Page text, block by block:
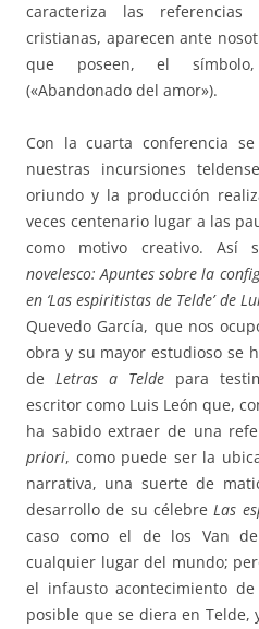
caracteriza las referencias
cristianas, aparecen ante
que poseen, el
(«Abandonado del amor»).
Con la cuarta conferencia
nuestras incursiones
oriundo y la producción
veces centenario lugar a las
como motivo creativo. Así
novelesco: Apuntes sobre la
en ‘Las espiritistas de Telde’ de
Quevedo García, que nos
obra y su mayor estudioso se
de Letras a Telde para
escritor como Luis León que,
ha sabido extraer de una
priori, como puede ser la
narrativa, una suerte de
desarrollo de su célebreLas
caso como el de los Van
cualquier lugar del mundo;
el infausto acontecimiento
posible que se diera en Telde,